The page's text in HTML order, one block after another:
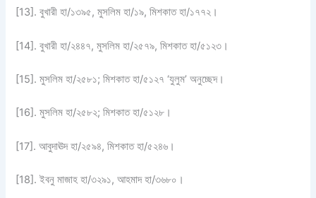
[13]. বুখারী হা/১৩৯৫, মুসলিম হা/১৯, মিশকাত হা/১৭৭২।
[14]. বুখারী হা/২৪৪৭, মুসলিম হা/২৫৭৯, মিশকাত হা/৫১২৩।
[15]. মুসলিম হা/২৫৮১; মিশকাত হা/৫১২৭ ‘যুলুম’ অনুচ্ছেদ।
[16]. মুসলিম হা/২৫৮২; মিশকাত হা/৫১২৮।
[17]. আবুদাঊদ হা/২৫৯৪, মিশকাত হা/৫২৪৬।
[18]. ইবনু মাজাহ হা/৩২৯১, আহমাদ হা/৩৬৮০।